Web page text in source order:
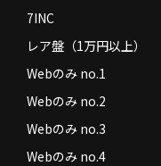
7INC
レア盤（1万円以上）
Webのみ no.1
Webのみ no.2
Webのみ no.3
Webのみ no.4